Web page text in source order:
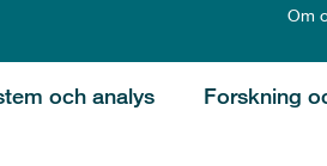
Om
och analys Forskning